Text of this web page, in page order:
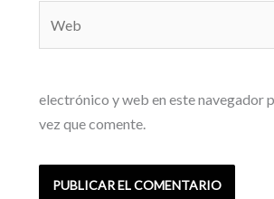
electrónico y web en este navegador
vez que comente.